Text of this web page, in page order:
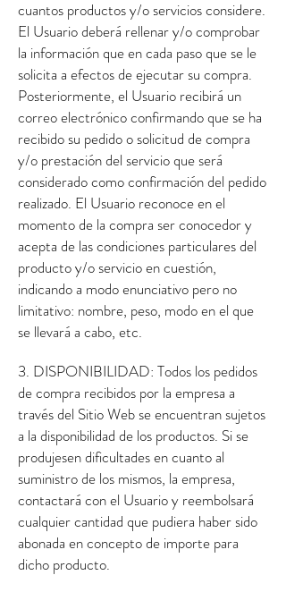
cuantos productos y/o servicios considere.
El Usuario deberá rellenar y/o comprobar
la información que en cada paso que se le
solicita a efectos de ejecutar su compra.
Posteriormente, el Usuario recibirá un
correo electrónico confirmando que se ha
recibido su pedido o solicitud de compra
y/o prestación del servicio que será
considerado como confirmación del pedido
realizado. El Usuario reconoce en el
momento de la compra ser conocedor y
acepta de las condiciones particulares del
producto y/o servicio en cuestión,
indicando a modo enunciativo pero no
limitativo: nombre, peso, modo en el que
se llevará a cabo, etc.
3. DISPONIBILIDAD: Todos los pedidos
de compra recibidos por la empresa a
través del Sitio Web se encuentran sujetos
a la disponibilidad de los productos. Si se
produjesen dificultades en cuanto al
suministro de los mismos, la empresa,
contactará con el Usuario y reembolsará
cualquier cantidad que pudiera haber sido
abonada en concepto de importe para
dicho producto.